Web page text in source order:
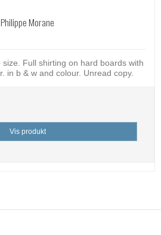
Morane
Full shirting on hard boards with
in b & w and colour. Unread copy.
Vis produkt